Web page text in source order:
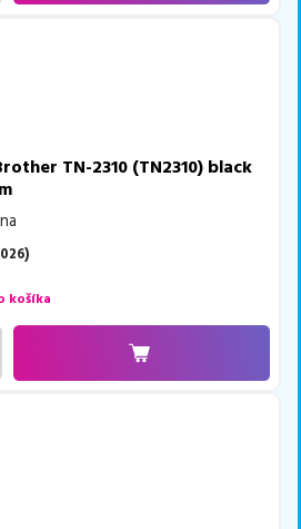
TN-2310 (TN2310) black
)
košíka